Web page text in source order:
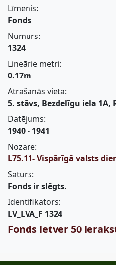
Līmenis:
Fonds
Numurs:
1324
Lineārie metri:
0.17m
Atrašanās vieta:
5. stāvs, Bezdelīgu iela 1A,
Datējums:
1940 - 1941
Nozare:
L75.11- Vispārīgā valsts
Saturs:
Fonds ir slēgts.
Identifikators:
LV_LVA_F 1324
Fonds ietver 50